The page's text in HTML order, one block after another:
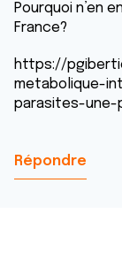
Pourquoi n’en
France?
https://
metabolique-
parasites-
Répondre